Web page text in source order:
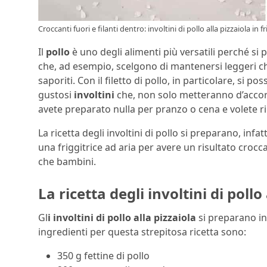
Croccanti fuori e filanti dentro: involtini di pollo alla pizzaiola in
Il pollo è uno degli alimenti più versatili perché si
che, ad esempio, scelgono di mantenersi leggeri
saporiti. Con il filetto di pollo, in particolare, si
gustosi involtini che, non solo metteranno
avete preparato nulla per pranzo o cena e volete
La ricetta degli involtini di pollo si preparano,
una friggitrice ad aria per avere un risultato
che bambini.
La ricetta degli involtini di
Gli involtini di pollo alla pizzaiola si preparano
ingredienti per questa strepitosa ricetta sono:
350 g fettine di pollo